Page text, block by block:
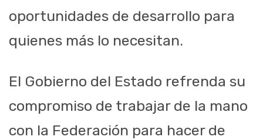
oportunidades de desarrollo para
quienes más lo necesitan.
El Gobierno del Estado refrenda su
compromiso de trabajar de la mano
con la Federación para hacer de